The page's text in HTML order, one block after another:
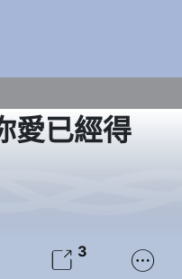
愛已經得
 3 